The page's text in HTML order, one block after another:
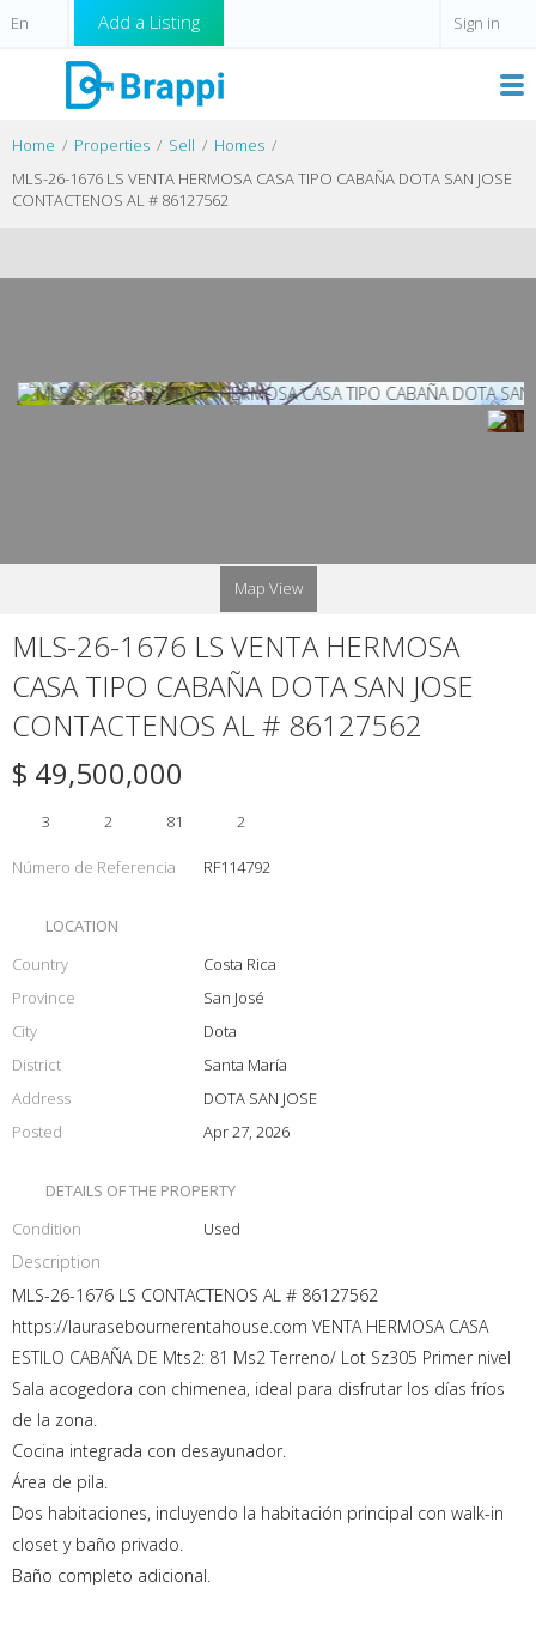
Add a Listing Sign in
Home Properties Sell
Homes
MLS-26-1676 LS VENTA HERMOSA CASA TIPO CABAÑA DOTA SAN JOSE
CONTACTENOS AL # 86127562
Map View
MLS-26-1676 LS VENTA HERMOSA
CASA TIPO CABAÑA DOTA SAN JOSE
CONTACTENOS AL # 86127562
$ 49,500,000
3 2 81 2
Número de Referencia RF114792
LOCATION
Country
Costa Rica
Province
San José
City
Dota
District
Santa María
Address
DOTA SAN JOSE
Posted
Apr 27, 2026
DETAILS OF THE PROPERTY
Condition
Used
Description
MLS-26-1676 LS CONTACTENOS AL # 86127562
https://laurasebournerentahouse.com VENTA HERMOSA CASA
ESTILO CABAÑA DE Mts2: 81 Ms2 Terreno/ Lot Sz305 Primer nivel
Sala acogedora con chimenea, ideal para disfrutar los días fríos
de la zona.
Cocina integrada con desayunador.
Área de pila.
Dos habitaciones, incluyendo la habitación principal con walk-in
closet y baño privado.
Baño completo adicional.